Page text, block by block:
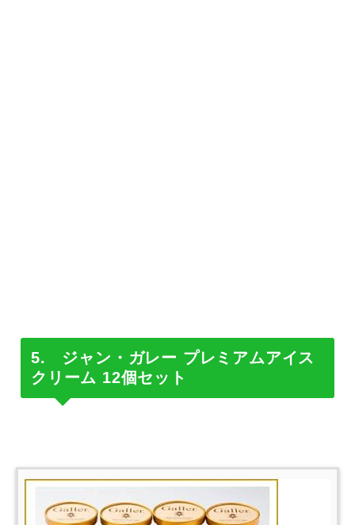
5. ジャン・ガレー プレミアムアイス
クリーム 12個セット